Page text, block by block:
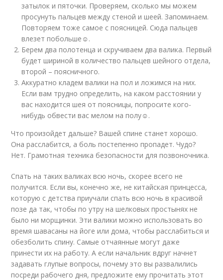
затылок и пяточки. Проверяем, сколько мы можем
просунуть пальцев между стеной и шеей. Запоминаем.
Повторяем тоже самое с поясницей. Сюда пальцев
влезет побольше☺.
Берем два полотенца и скручиваем два валика. Первый
будет шириной в количество пальцев шейного отдела,
второй – поясничного.
Аккуратно кладем валики на пол и ложимся на них.
Если вам трудно определить, на каком расстоянии у
вас находится шея от поясницы, попросите кого-
нибудь обвести вас мелом на полу☺.
Что произойдет дальше? Вашей спине станет хорошо.
Она расслабится, а боль постепенно пропадет. Чудо?
Нет. Грамотная техника безопасности для позвоночника.
Спать на таких валиках всю ночь, скорее всего не
получится. Если вы, конечно же, не китайская принцесса,
которую с детства приучали спать всю ночь в красивой
позе да так, чтобы по утру на шелковых простынях не
было ни морщинки. Эти валики можно использовать во
время шавасаны на йоге или дома, чтобы расслабиться и
обезболить спину. Самые отчаянные могут даже
принести их на работу. А если начальник вдруг начнет
задавать глупые вопросы, почему это вы развалились
посреди рабочего дня, предложите ему прочитать этот